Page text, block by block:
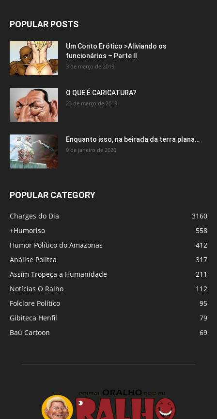
POPULAR POSTS
Um Conto Erótico >Aliviando os
funcionários – Parte II
3 de março de 2019
O QUE É CARICATURA?
23 de março de 2019
Enquanto isso, na beirada da terra plana…
9 de janeiro de 2020
POPULAR CATEGORY
Charges do Dia
3160
+Humoriso
558
Humor Político do Amazonas
412
Análise Polítca
317
Assim Tropeça a Humanidade
211
Notícias O Ralho
112
Folclore Político
95
Gibiteca Henfil
79
Baú Cartoon
69